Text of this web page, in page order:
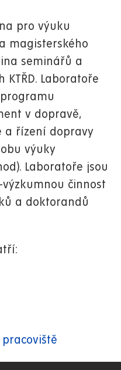
pro výuku
magisterského
seminářů a
KTŘD. Laboratoře
v dopravě,
a řízení dopravy
výuky
Laboratoře jsou
činnost
a doktorandů